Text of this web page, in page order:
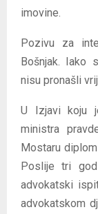
imovine.
Pozivu za
Bošnjak. Iako
nisu pronašli
U Izjavi koju
ministra
Mostaru
Poslije tri
advokatski
advokatskom